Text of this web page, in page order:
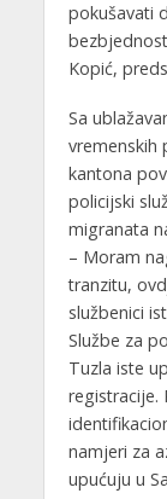
pokušavati
Kopić,
Sa
vremenskih
kantona
policijski
migranata
– Moram
tranzitu,
službenici
Službe za
Tuzla iste
registracije.
namjeri za
upućuju u